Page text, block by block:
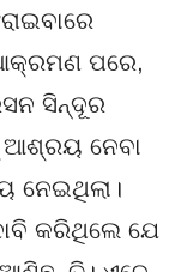
ପରେ,
ସିନ୍ଦୂର
ନେବା
ନେଇଥିଲା।
କରିଥିଲେ ଯେ